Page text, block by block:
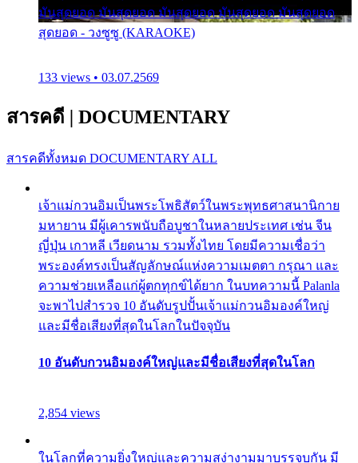
มันสุดยอด มันสุดยอด มันสุดยอด มันสุดยอด มันสุดยอด
สุดยอด - วงซูซู (KARAOKE)
133 views • 03.07.2569
สารคดี | DOCUMENTARY
สารคดีทั้งหมด DOCUMENTARY ALL
เจ้าแม่กวนอิมเป็นพระโพธิสัตว์ในพระพุทธศาสนานิกาย
มหายาน มีผู้เคารพนับถือบูชาในหลายประเทศ เช่น จีน
ญี่ปุ่น เกาหลี เวียดนาม รวมทั้งไทย โดยมีความเชื่อว่า
พระองค์ทรงเป็นสัญลักษณ์แห่งความเมตตา กรุณา และ
ความช่วยเหลือแก่ผู้ตกทุกข์ได้ยาก ในบทความนี้ Palanla
จะพาไปสำรวจ 10 อันดับรูปปั้นเจ้าแม่กวนอิมองค์ใหญ่
และมีชื่อเสียงที่สุดในโลกในปัจจุบัน
10 อันดับกวนอิมองค์ใหญ่และมีชื่อเสียงที่สุดในโลก
2,854 views
ในโลกที่ความยิ่งใหญ่และความสง่างามมาบรรจบกัน มี